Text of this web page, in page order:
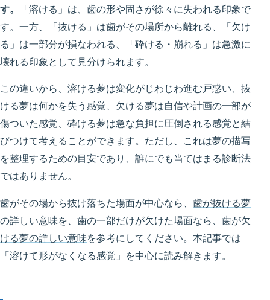
す。
「溶ける」は、歯の形や固さが徐々に失われる印象で
す。一方、「抜ける」は歯がその場所から離れる、「欠け
る」は一部分が損なわれる、「砕ける・崩れる」は急激に
壊れる印象として見分けられます。
この違いから、溶ける夢は変化がじわじわ進む戸惑い、抜
ける夢は何かを失う感覚、欠ける夢は自信や計画の一部が
傷ついた感覚、砕ける夢は急な負担に圧倒される感覚と結
びつけて考えることができます。ただし、これは夢の描写
を整理するための目安であり、誰にでも当てはまる診断法
ではありません。
歯がその場から抜け落ちた場面が中心なら、 歯が抜ける夢
の詳しい意味を、歯の一部だけが欠けた場面なら、 歯が欠
ける夢の詳しい意味を参考にしてください。本記事では
「溶けて形がなくなる感覚」を中心に読み解きます。